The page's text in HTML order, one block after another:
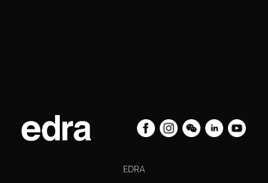
EDRA